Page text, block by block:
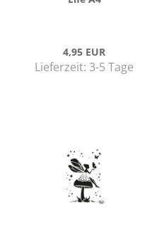
4,95 EUR
Lieferzeit: 3-5 Tage